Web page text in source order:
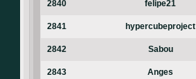
2840 felipe21
2841 hypercubeproject
2842 Sabou
2843 Anges